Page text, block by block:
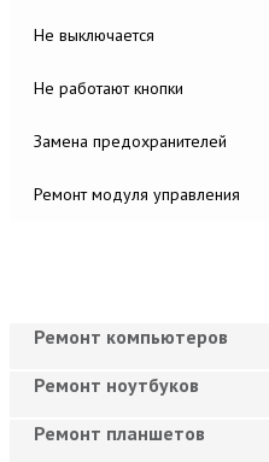
Не выключается
Не работают кнопки
Замена предохранителей
Ремонт модуля управления
Ремонт компьютеров
Ремонт ноутбуков
Ремонт планшетов